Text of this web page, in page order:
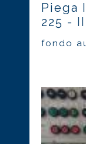
Piega
225 -
fondo